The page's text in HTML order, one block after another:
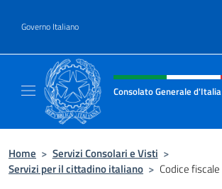
Governo Italiano
Intestazione sito,
Consolato Generale
Home > Servizi Consolari e Visti >
Servizi per il cittadino italiano > Codice fiscale